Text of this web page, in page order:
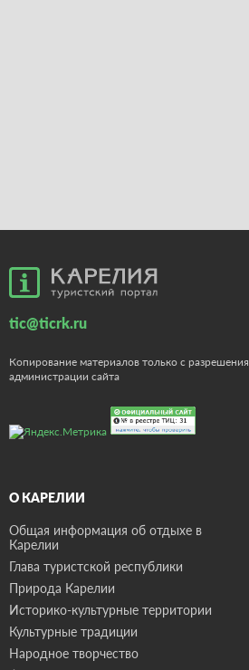
tic@ticrk.ru
Копирование материалов только с разрешения
администрации сайта
О КАРЕЛИИ
Общая информация об отдыхе в
Карелии
Глава туристской республики
Природа Карелии
Историко-культурные территории
Культурные традиции
Народное творчество